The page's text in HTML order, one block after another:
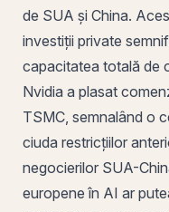
de SUA și China.
investiții private
capacitatea totală de
Nvidia a plasat
TSMC, semnalând o
ciuda restricțiilor
negocierilor SUA-
europene în AI ar